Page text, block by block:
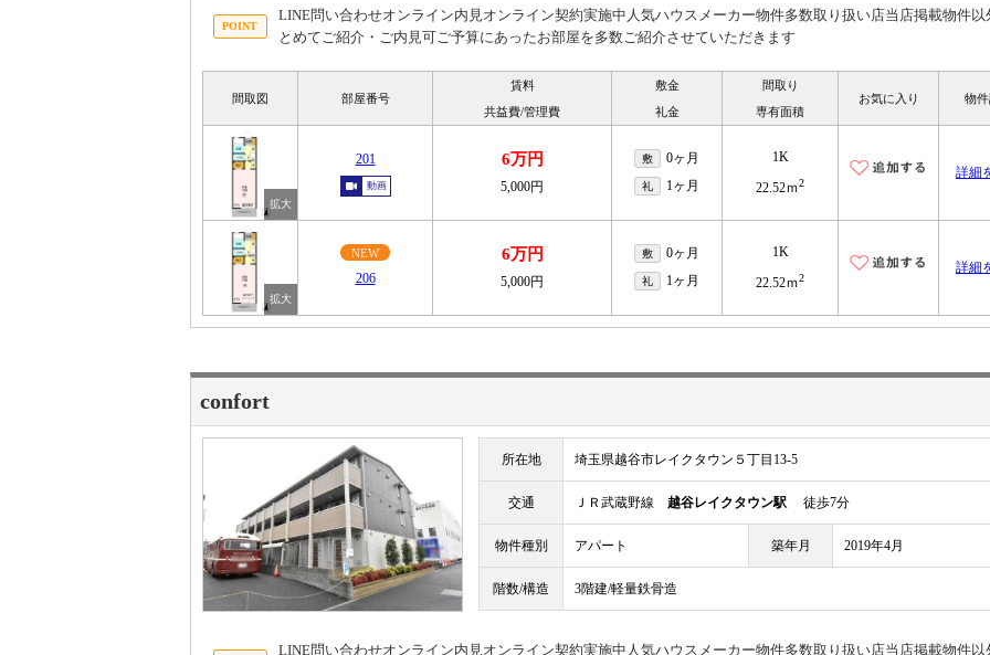
LINE問い合わせオンライン内見オンライン契約実施中人気ハウスメーカー物件多数取り扱い店当店掲載物件以
とめてご紹介・ご内見可ご予算にあったお部屋を多数ご紹介させていただきます
間取図 部屋番号
賃料
共益費/管理費
敷金
礼金
間取り
専有面積
お気に入り 物
201
動画
6万円
5,000円
敷 0ヶ月
礼 1ヶ月
1K
22.52ｍ2
詳細
NEW
206
6万円
5,000円
敷 0ヶ月
礼 1ヶ月
1K
22.52ｍ2
詳細
confort
所在地 埼玉県越谷市レイクタウン５丁目13-5
交通 ＪＲ武蔵野線 越谷レイクタウン駅 徒歩7分
物件種別 アパート 築年月 2019年4月
階数/構造 3階建/軽量鉄骨造
LINE問い合わせオンライン内見オンライン契約実施中人気ハウスメーカー物件多数取り扱い店当店掲載物件以